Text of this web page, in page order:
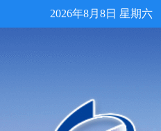
2026年8月8日 星期六